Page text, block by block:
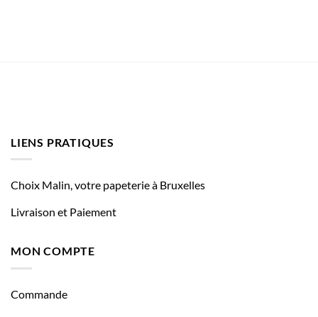
LIENS PRATIQUES
Choix Malin, votre papeterie à Bruxelles
Livraison et Paiement
MON COMPTE
Commande